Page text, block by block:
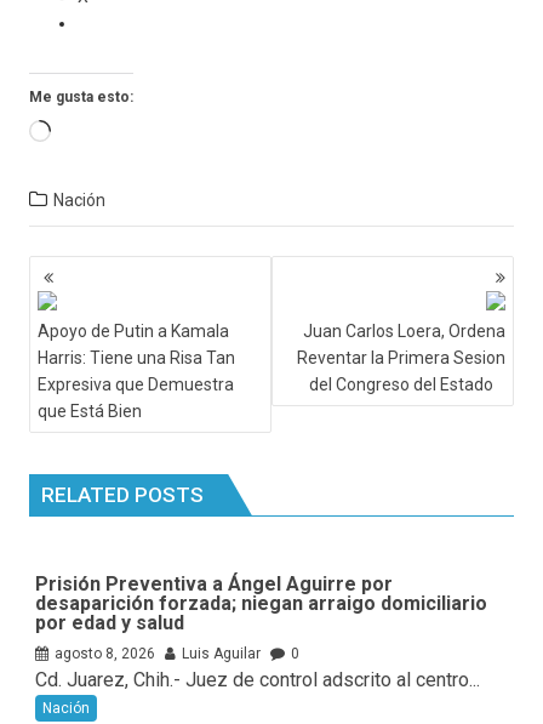
Me gusta esto:
Cargando...
Nación
Navegación
de
entradas
Apoyo de Putin a Kamala
Harris: Tiene una Risa Tan
Expresiva que Demuestra
que Está Bien
Juan Carlos Loera, Ordena
Reventar la Primera Sesion
del Congreso del Estado
RELATED POSTS
Prisión Preventiva a Ángel Aguirre por
desaparición forzada; niegan arraigo domiciliario
por edad y salud
agosto 8, 2026 Luis Aguilar 0
Cd. Juarez, Chih.- Juez de control adscrito al centro...
Nación